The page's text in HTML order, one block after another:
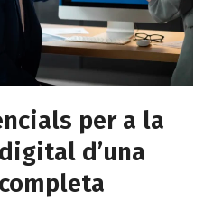
per a la
d’una